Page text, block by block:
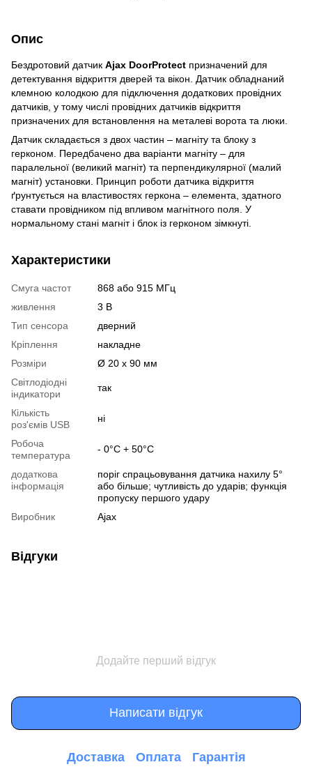
Опис
Бездротовий датчик Ajax DoorProtect призначений для
детектування відкриття дверей та вікон. Датчик обладнаний
клемною колодкою для підключення додаткових провідних
датчиків, у тому числі провідних датчиків відкриття
призначених для встановлення на металеві ворота та люки.
Датчик складається з двох частин – магніту та блоку з
герконом. Передбачено два варіанти магніту – для
паралельної (великий магніт) та перпендикулярної (малий
магніт) установки. Принцип роботи датчика відкриття
ґрунтується на властивостях геркона – елемента, здатного
ставати провідником під впливом магнітного поля. У
нормальному стані магніт і блок із герконом зімкнуті.
Характеристики
Смуга частот
868 або 915 МГц
живлення
3 В
Тип сенсора
дверний
Кріплення
накладне
Розміри
Ø 20 х 90 мм
Світлодіодні
індикатори
так
Кількість
роз'ємів USB
ні
Робоча
температура
- 0°C + 50°C
додаткова
інформація
поріг спрацьовування датчика нахилу 5°
або більше; чутливість до ударів; функція
пропуску першого удару
Виробник
Ajax
Відгуки
Додайте перший відгук
Написати відгук
Доставка Оплата Гарантія